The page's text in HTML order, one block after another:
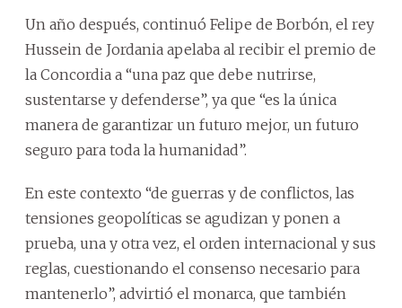
Un año después, continuó Felipe de Borbón, el rey
Hussein de Jordania apelaba al recibir el premio de
la Concordia a “una paz que debe nutrirse,
sustentarse y defenderse”, ya que “es la única
manera de garantizar un futuro mejor, un futuro
seguro para toda la humanidad”.
En este contexto “de guerras y de conflictos, las
tensiones geopolíticas se agudizan y ponen a
prueba, una y otra vez, el orden internacional y sus
reglas, cuestionando el consenso necesario para
mantenerlo”, advirtió el monarca, que también